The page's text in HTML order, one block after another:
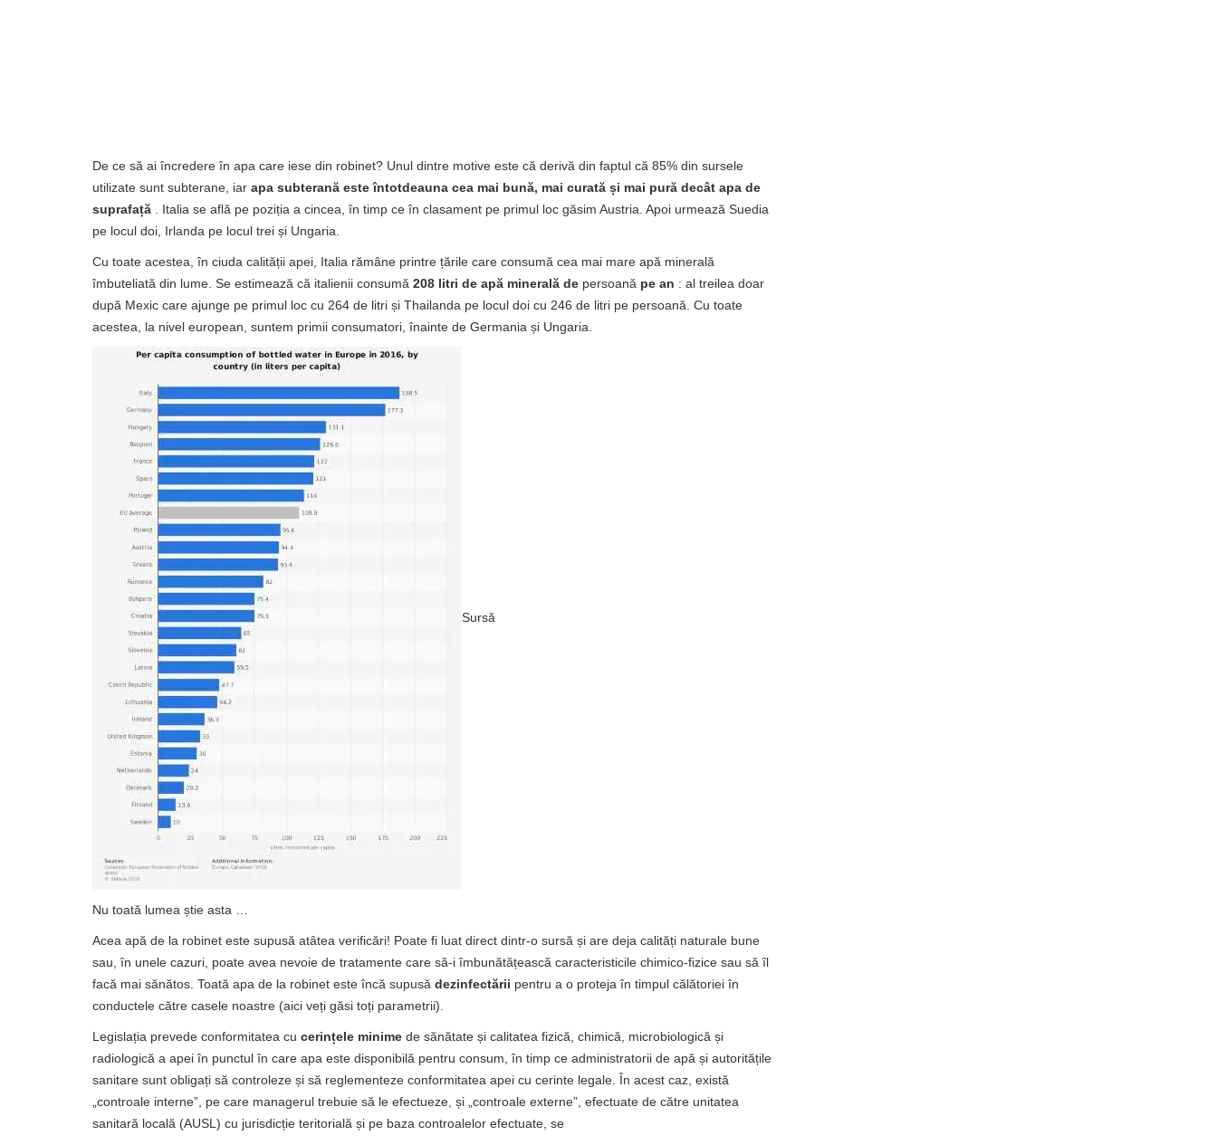
De ce să ai încredere în apa care iese din robinet? Unul dintre motive este că derivă din faptul că 85% din sursele
utilizate sunt subterane, iar apa subterană este întotdeauna cea mai bună, mai curată și mai pură decât apa de
suprafață . Italia se află pe poziția a cincea, în timp ce în clasament pe primul loc găsim Austria. Apoi urmează Suedia
pe locul doi, Irlanda pe locul trei și Ungaria.
Cu toate acestea, în ciuda calității apei, Italia rămâne printre țările care consumă cea mai mare apă minerală
îmbuteliată din lume. Se estimează că italienii consumă 208 litri de apă minerală de persoană pe an : al treilea doar
după Mexic care ajunge pe primul loc cu 264 de litri și Thailanda pe locul doi cu 246 de litri pe persoană. Cu toate
acestea, la nivel european, suntem primii consumatori, înainte de Germania și Ungaria.
Sursă
Nu toată lumea știe asta …
Acea apă de la robinet este supusă atâtea verificări! Poate fi luat direct dintr-o sursă și are deja calități naturale bune
sau, în unele cazuri, poate avea nevoie de tratamente care să-i îmbunătățească caracteristicile chimico-fizice sau să îl
facă mai sănătos. Toată apa de la robinet este încă supusă dezinfectării pentru a o proteja în timpul călătoriei în
conductele către casele noastre (aici veți găsi toți parametrii).
Legislația prevede conformitatea cu cerințele minime de sănătate și calitatea fizică, chimică, microbiologică și
radiologică a apei în punctul în care apa este disponibilă pentru consum, în timp ce administratorii de apă și autoritățile
sanitare sunt obligați să controleze și să reglementeze conformitatea apei cu cerinte legale. În acest caz, există
„controale interne”, pe care managerul trebuie să le efectueze, și „controale externe”, efectuate de către unitatea
sanitară locală (AUSL) cu jurisdicție teritorială și pe baza controalelor efectuate, se